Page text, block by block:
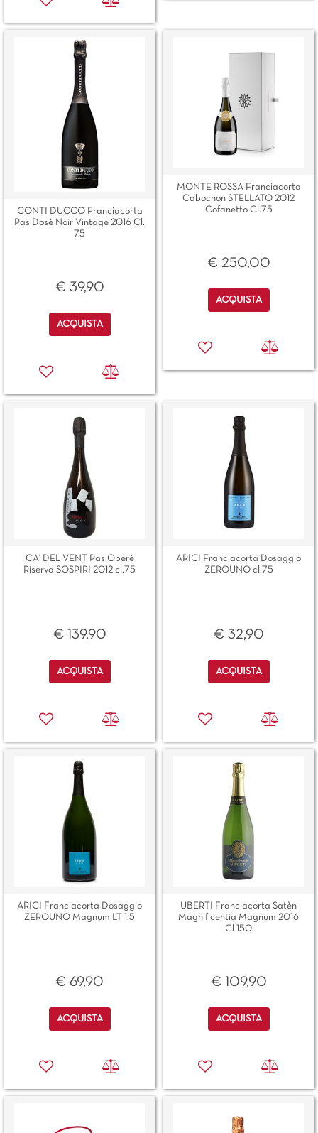
CONTI DUCCO Franciacorta
Pas Dosè Noir Vintage 2016 Cl.
75
€ 39,90
Quantità
ACQUISTA
MONTE ROSSA Franciacorta
Cabochon STELLATO 2012
Cofanetto Cl.75
€ 250,00
Quantità
ACQUISTA
CA' DEL VENT Pas Operè
Riserva SOSPIRI 2012 cl.75
€ 139,90
Quantità
ACQUISTA
ARICI Franciacorta Dosaggio
ZEROUNO cl.75
€ 32,90
Quantità
ACQUISTA
ARICI Franciacorta Dosaggio
ZEROUNO Magnum LT 1,5
€ 69,90
Quantità
ACQUISTA
UBERTI Franciacorta Satèn
Magnificentia Magnum 2016
Cl 150
€ 109,90
Quantità
ACQUISTA